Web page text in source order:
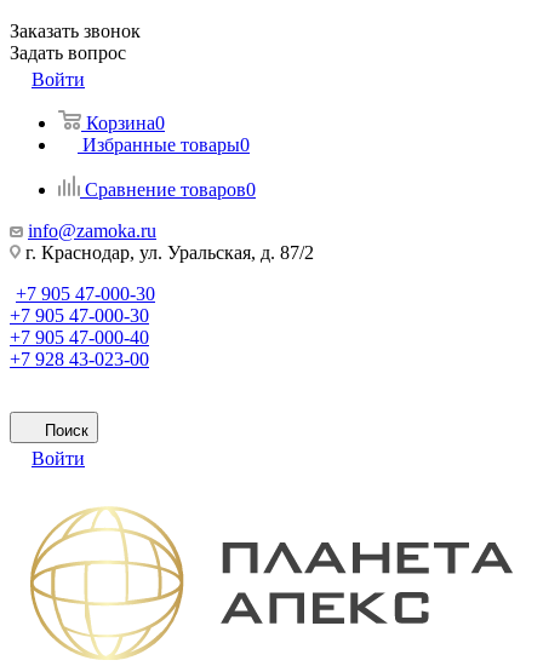
Заказать звонок
Задать вопрос
Войти
Корзина0
Избранные товары0
Сравнение товаров0
info@zamoka.ru
г. Краснодар, ул. Уральская, д. 87/2
+7 905 47-000-30
+7 905 47-000-30
+7 905 47-000-40
+7 928 43-023-00
Поиск
Войти